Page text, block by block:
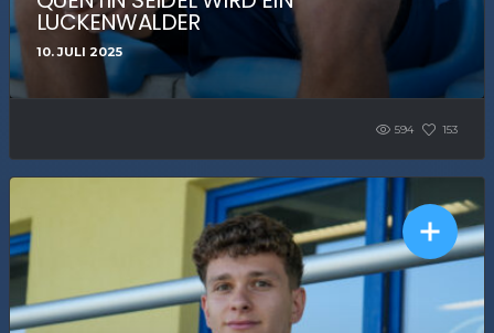
LUCKENWALDER
10. JULI 2025
594 153